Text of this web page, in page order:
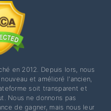
en 2012. Depuis lors, nous
et amélioré l'ancien,
soit transparent et
Nous ne donnons pas
de gagner, mais nous leur